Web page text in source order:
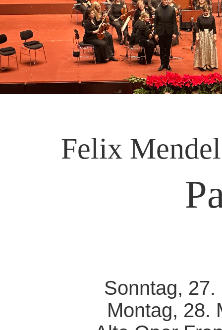
Felix
Sonntag, 27.
Montag, 28.